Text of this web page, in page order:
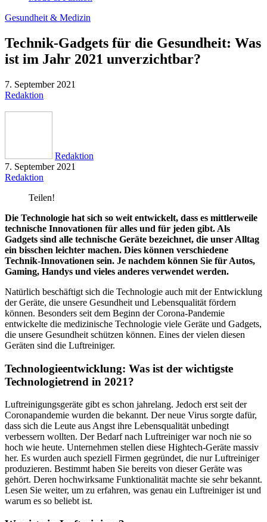
Gesundheit & Medizin
Technik-Gadgets für die Gesundheit: Was
ist im Jahr 2021 unverzichtbar?
7. September 2021
Redaktion
Redaktion
7. September 2021
Redaktion
Teilen!
Die Technologie hat sich so weit entwickelt, dass es mittlerweile
technische Innovationen für alles und für jeden gibt. Als
Gadgets sind alle technische Geräte bezeichnet, die unser Alltag
ein bisschen leichter machen. Dies können verschiedene
Technik-Innovationen sein. Je nachdem können Sie für Autos,
Gaming, Handys und vieles anderes verwendet werden.
Natürlich beschäftigt sich die Technologie auch mit der Entwicklung
der Geräte, die unsere Gesundheit und Lebensqualität fördern
können. Besonders seit dem Beginn der Corona-Pandemie
entwickelte die medizinische Technologie viele Geräte und Gadgets,
die unsere Gesundheit schützen können. Eines der vielen diesen
Geräten sind die Luftreiniger.
Technologieentwicklung: Was ist der wichtigste
Technologietrend in 2021?
Luftreinigungsgeräte gibt es schon jahrelang. Jedoch erst seit der
Coronapandemie wurden die bekannt. Der neue Virus sorgte dafür,
dass sich die Leute aus Angst ihre Lebensqualität unbedingt
verbessern wollten. Der Bedarf nach Luftreiniger war noch nie so
hoch wie heute. Unternehmen stellen diese Hightech-Geräte massiv
her. Es wurden auch speziell Firmen gegründet, die nur Luftreiniger
produzieren. Bestimmt haben Sie bereits von dieser Geräte was
gehört. Deren hochwirksame Funktionalität machte sie sehr bekannt.
Lesen Sie weiter, um zu erfahren, was genau ein Luftreiniger ist und
warum es so beliebt ist.